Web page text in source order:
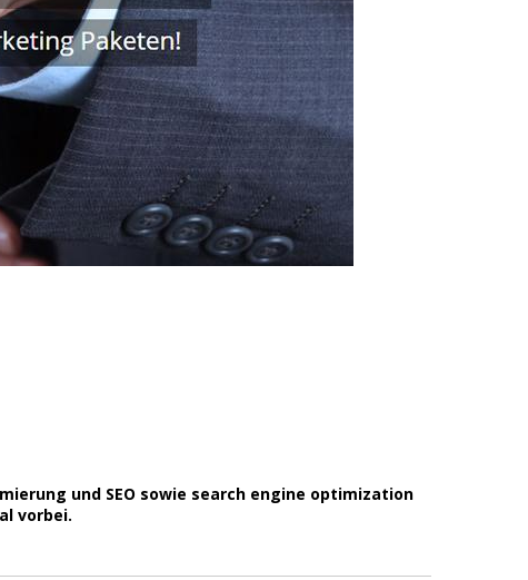
und SEO sowie search engine optimization
vorbei.